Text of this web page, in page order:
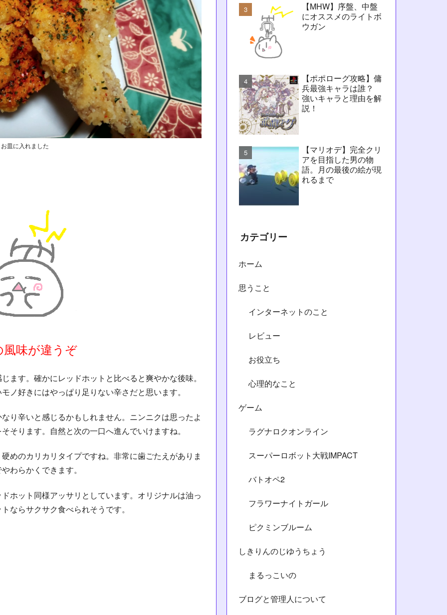
皿に入れました
味が違うぞ
ます。確かにレッドホットと比べると爽やかな後味。
ノ好きにはやっぱり足りない辛さだと思います。
り辛いと感じるかもしれません。ニンニクは思ったよ
そります。自然と次の一口へ進んでいけますね。
めのカリカリタイプですね。非常に歯ごたえがありま
わらかくできます。
ホット同様アッサリとしています。オリジナルは油っ
ならサクサク食べられそうです。
【MHW】序盤、中盤
にオススメのライトボ
ウガン
【ポポローグ攻略】傭
兵最強キャラは誰？
強いキャラと理由を解
説！
【マリオデ】完全クリ
アを目指した男の物
語。月の最後の絵が現
れるまで
カテゴリー
ホーム
思うこと
インターネットのこと
レビュー
お役立ち
心理的なこと
ゲーム
ラグナロクオンライン
スーパーロボット大戦IMPACT
バトオペ2
フラワーナイトガール
ピクミンブルーム
しきりんのじゆうちょう
まるっこいの
ブログと管理人について